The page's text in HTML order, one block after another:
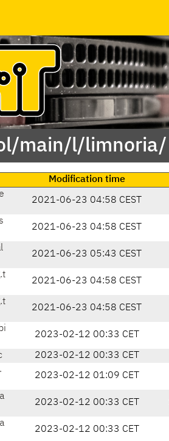
main/l/limnoria/
Modification time
2021-06-23 04:58 CEST
2021-06-23 04:58 CEST
2021-06-23 05:43 CEST
2021-06-23 04:58 CEST
2021-06-23 04:58 CEST
2023-02-12 00:33 CET
2023-02-12 00:33 CET
2023-02-12 01:09 CET
2023-02-12 00:33 CET
2023-02-12 00:33 CET